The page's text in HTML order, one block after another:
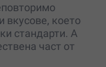
вкусове, което
стандарти. А
част от